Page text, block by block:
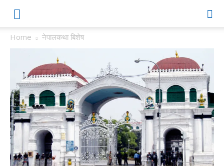
Home नेपालकथा बिशेष